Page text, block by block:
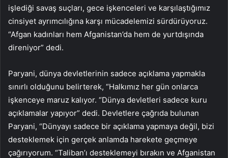
işlediği savaş suçları, gece işkenceleri ve karşılaştığımız
cinsiyet ayrımcılığına karşı mücadelemizi sürdürüyoruz.
“Afgan kadınları hem Afganistan’da hem de yurtdışında
direniyor” dedi.
Paryani, dünya devletlerinin sadece açıklama yapmakla
sınırlı olduğunu belirterek, “Halkımız her gün onlarca
işkenceye maruz kalıyor. “Dünya devletleri sadece kuru
açıklamalar yapıyor” dedi. Devletlere çağrıda bulunan
Paryani, “Dünyayı sadece bir açıklama yapmaya değil, bizi
desteklemek için gerçek anlamda harekete geçmeye
çağırıyorum. “Taliban’ı desteklemeyi bırakın ve Afganistan